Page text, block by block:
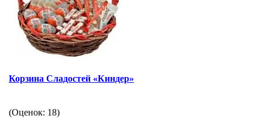
Корзина Сладостей «Киндер»
(Оценок: 18)